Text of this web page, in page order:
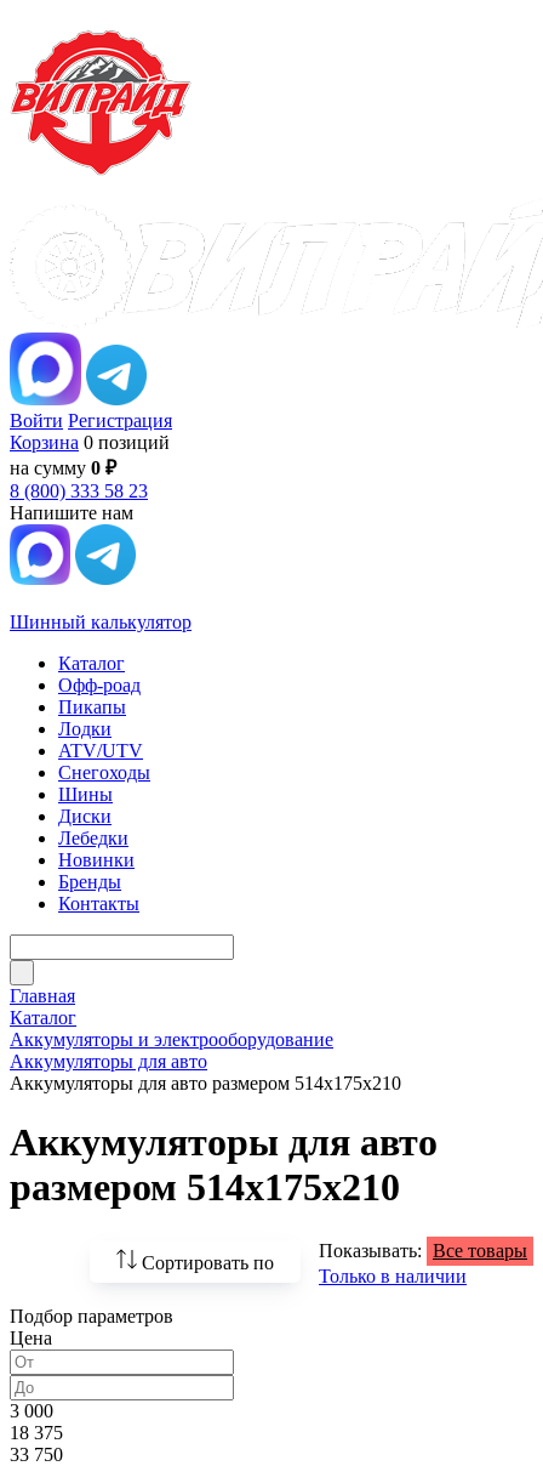
Войти Регистрация
Корзина 0 позиций
на сумму 0 ₽
8 (800) 333 58 23
Напишите нам
Шинный калькулятор
Каталог
Офф-роад
Пикапы
Лодки
ATV/UTV
Снегоходы
Шины
Диски
Лебедки
Новинки
Бренды
Контакты
Главная
Каталог
Аккумуляторы и электрооборудование
Аккумуляторы для авто
Аккумуляторы для авто размером 514x175x210
Аккумуляторы для авто
размером 514x175x210
Сортировать по
По возрастанию
Показывать: Все товары
Только в наличии
Подбор параметров
Цена
3 000
18 375
33 750